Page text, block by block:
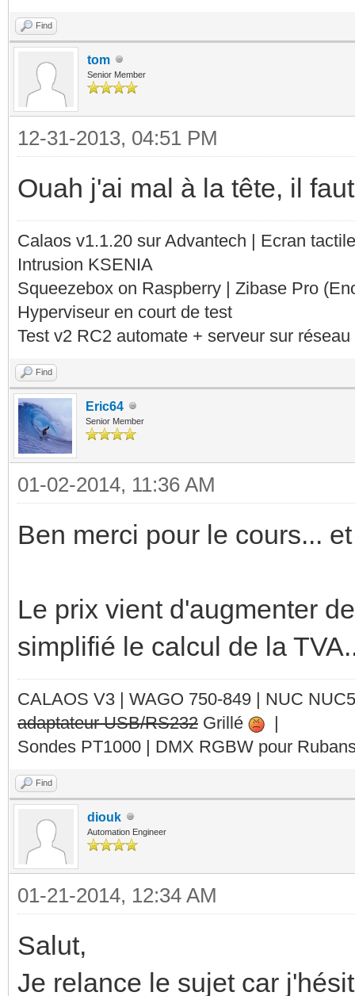
Find
tom
Senior Member
12-31-2013, 04:51 PM
Ouah j'ai mal à la tête, il
Calaos v1.1.20 sur Advantech | Ecran
Intrusion KSENIA
Squeezebox on Raspberry | Zibase Pro
Hyperviseur en court de test
Test v2 RC2 automate + serveur sur
Find
Eric64
Senior Member
01-02-2014, 11:36 AM
Ben merci pour le cours...
Le prix vient d'augmenter
simplifié le calcul de la
CALAOS V3 | WAGO 750-849 | NUC
adaptateur USB/RS232 Grillé
|
Sondes PT1000 | DMX RGBW pour
Find
diouk
Automation Engineer
01-21-2014, 12:34 AM
Salut,
Je relance le sujet car